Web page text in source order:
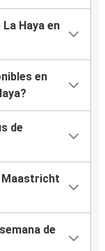
Haya en
en
de
Maastricht
de